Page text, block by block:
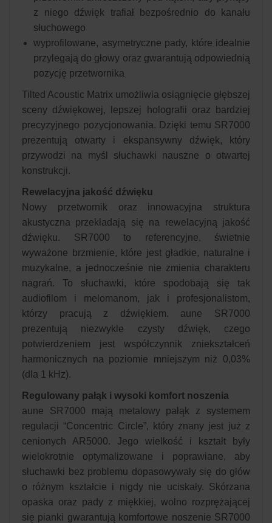
z niego dźwięk trafiał bezpośrednio do kanału
słuchowego
wyprofilowane, asymetryczne pady, które idealnie
przylegają do głowy oraz gwarantują odpowiednią
pozycję przetwornika
Tilted Acoustic Matrix umożliwia osiągnięcie głębszej
sceny dźwiękowej, lepszej holografii oraz bardziej
precyzyjnego pozycjonowania. Dzięki temu SR7000
prezentują otwarty i ekspansywny dźwięk, który
przywodzi na myśl słuchawki nauszne o otwartej
konstrukcji.
Rewelacyjna jakość dźwięku
Nowy przetwornik oraz innowacyjna struktura
akustyczna przekładają się na rewelacyjną jakość
dźwięku. SR7000 to referencyjne, świetnie
wyważone brzmienie, które jest gładkie, naturalne i
muzykalne, a jednocześnie nie zmienia charakteru
nagrań. To słuchawki, które spodobają się tak
audiofilom i melomanom, jak i profesjonalistom,
którzy pracują z dźwiękiem. aune SR7000
prezentują niezwykle czysty dźwięk, czego
potwierdzeniem jest współczynnik zniekształceń
harmonicznych na poziomie mniejszym niż 0,03%
(dla 1 kHz).
Regulowany pałąk i wysoki komfort noszenia
aune SR7000 mają metalowy pałąk z systemem
regulacji “Concentric Circle”, który znany jest już z
cenionych AR5000. Jego wielkość i kształt były
wielokrotnie optymalizowane i poprawiane, aby
słuchawki bez problemu dopasowywały się do głów
o różnym kształcie i nigdy nie uciskały. Skórzana
opaska oraz pady z miękkiej, wolno rozprężającej
się pianki gwarantują komfortowe noszenie SR7000